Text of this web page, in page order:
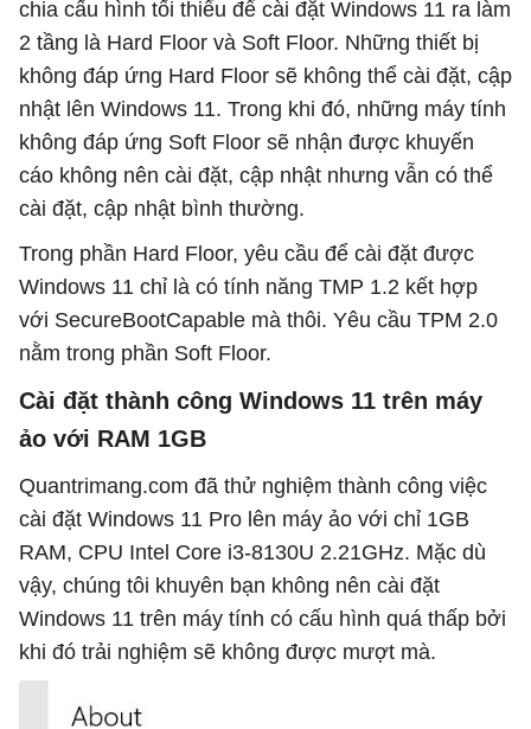
chia cấu hình tối thiểu để cài đặt Windows 11 ra làm
2 tầng là Hard Floor và Soft Floor. Những thiết bị
không đáp ứng Hard Floor sẽ không thể cài đặt, cập
nhật lên Windows 11. Trong khi đó, những máy tính
không đáp ứng Soft Floor sẽ nhận được khuyến
cáo không nên cài đặt, cập nhật nhưng vẫn có thể
cài đặt, cập nhật bình thường.
Trong phần Hard Floor, yêu cầu để cài đặt được
Windows 11 chỉ là có tính năng TMP 1.2 kết hợp
với SecureBootCapable mà thôi. Yêu cầu TPM 2.0
nằm trong phần Soft Floor.
Cài đặt thành công Windows 11 trên máy
ảo với RAM 1GB
Quantrimang.com đã thử nghiệm thành công việc
cài đặt Windows 11 Pro lên máy ảo với chỉ 1GB
RAM, CPU Intel Core i3-8130U 2.21GHz. Mặc dù
vậy, chúng tôi khuyên bạn không nên cài đặt
Windows 11 trên máy tính có cấu hình quá thấp bởi
khi đó trải nghiệm sẽ không được mượt mà.